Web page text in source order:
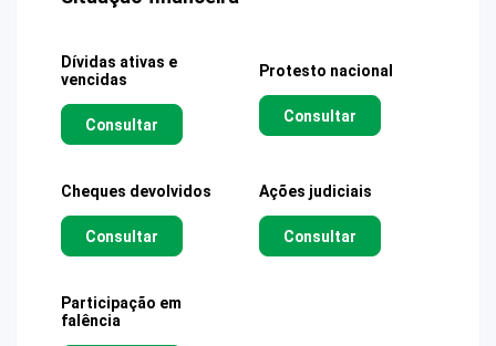
Dívidas ativas e
vencidas
Consultar
Protesto nacional
Consultar
Cheques devolvidos
Consultar
Ações judiciais
Consultar
Participação em
falência